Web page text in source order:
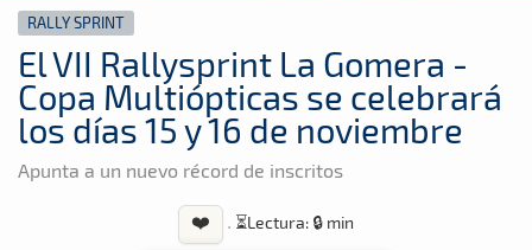
RALLY SPRINT
El VII Rallysprint La Gomera -
Copa Multiópticas se celebrará
los días 15 y 16 de noviembre
Apunta a un nuevo récord de inscritos
❤️ · ⏳Lectura: 🔒 min